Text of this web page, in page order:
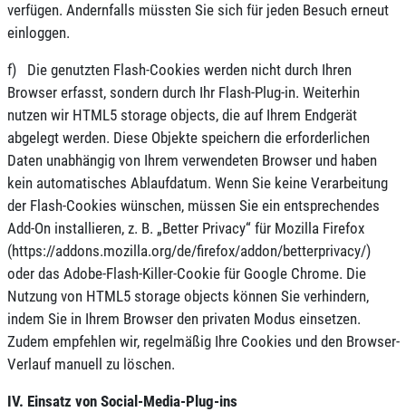
verfügen. Andernfalls müssten Sie sich für jeden Besuch erneut
einloggen.
f) Die genutzten Flash-Cookies werden nicht durch Ihren
Browser erfasst, sondern durch Ihr Flash-Plug-in. Weiterhin
nutzen wir HTML5 storage objects, die auf Ihrem Endgerät
abgelegt werden. Diese Objekte speichern die erforderlichen
Daten unabhängig von Ihrem verwendeten Browser und haben
kein automatisches Ablaufdatum. Wenn Sie keine Verarbeitung
der Flash-Cookies wünschen, müssen Sie ein entsprechendes
Add-On installieren, z. B. „Better Privacy“ für Mozilla Firefox
(https://addons.mozilla.org/de/firefox/addon/betterprivacy/)
oder das Adobe-Flash-Killer-Cookie für Google Chrome. Die
Nutzung von HTML5 storage objects können Sie verhindern,
indem Sie in Ihrem Browser den privaten Modus einsetzen.
Zudem empfehlen wir, regelmäßig Ihre Cookies und den Browser-
Verlauf manuell zu löschen.
IV. Einsatz von Social-Media-Plug-ins